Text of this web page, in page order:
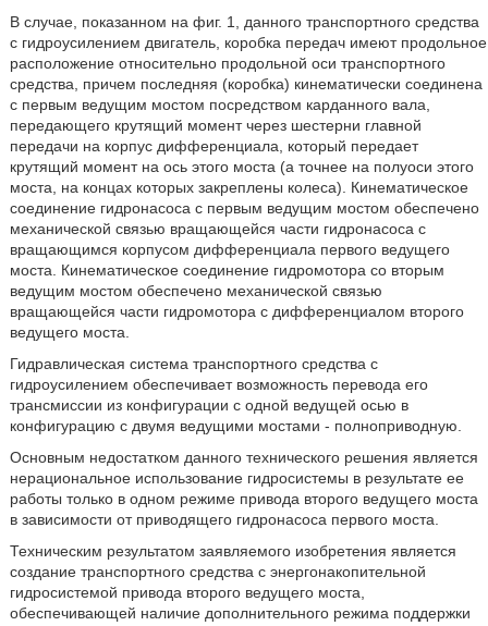
В случае, показанном на фиг. 1, данного транспортного средства
с гидроусилением двигатель, коробка передач имеют продольное
расположение относительно продольной оси транспортного
средства, причем последняя (коробка) кинематически соединена
с первым ведущим мостом посредством карданного вала,
передающего крутящий момент через шестерни главной
передачи на корпус дифференциала, который передает
крутящий момент на ось этого моста (а точнее на полуоси этого
моста, на концах которых закреплены колеса). Кинематическое
соединение гидронасоса с первым ведущим мостом обеспечено
механической связью вращающейся части гидронасоса с
вращающимся корпусом дифференциала первого ведущего
моста. Кинематическое соединение гидромотора со вторым
ведущим мостом обеспечено механической связью
вращающейся части гидромотора с дифференциалом второго
ведущего моста.
Гидравлическая система транспортного средства с
гидроусилением обеспечивает возможность перевода его
трансмиссии из конфигурации с одной ведущей осью в
конфигурацию с двумя ведущими мостами - полноприводную.
Основным недостатком данного технического решения является
нерациональное использование гидросистемы в результате ее
работы только в одном режиме привода второго ведущего моста
в зависимости от приводящего гидронасоса первого моста.
Техническим результатом заявляемого изобретения является
создание транспортного средства с энергонакопительной
гидросистемой привода второго ведущего моста,
обеспечивающей наличие дополнительного режима поддержки